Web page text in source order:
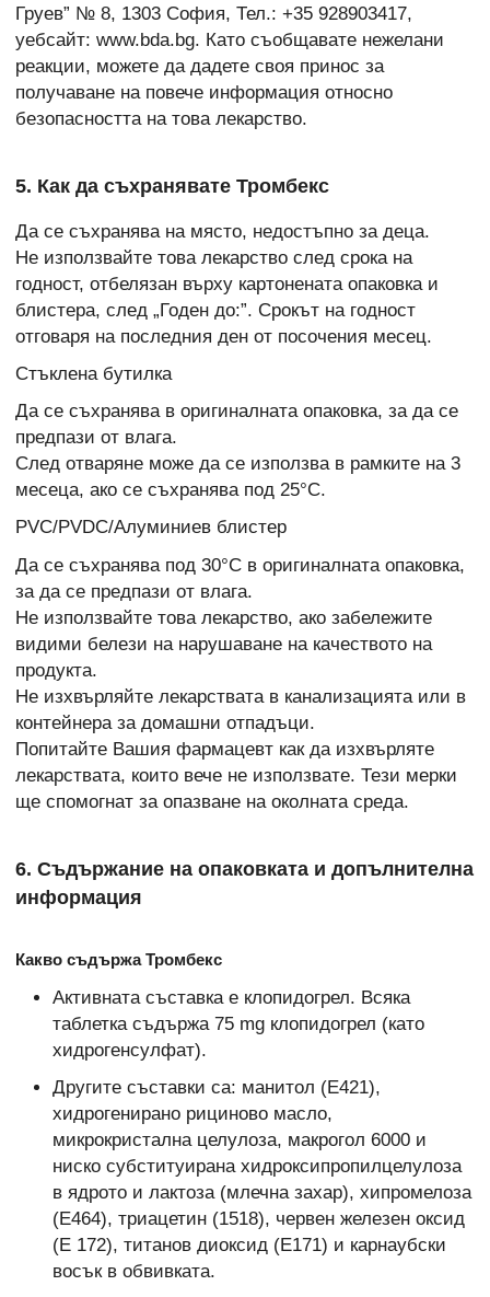
Груев” № 8, 1303 София, Тел.: +35 928903417,
уебсайт: www.bda.bg. Като съобщавате нежелани
реакции, можете да дадете своя принос за
получаване на повече информация относно
безопасността на това лекарство.
5. Как да съхранявате Тромбекс
Да се съхранява на място, недостъпно за деца.
Не използвайте това лекарство след срока на
годност, отбелязан върху картонената опаковка и
блистера, след „Годен до:”. Срокът на годност
отговаря на последния ден от посочения месец.
Стъклена бутилка
Да се съхранява в оригиналната опаковка, за да се
предпази от влага.
След отваряне може да се използва в рамките на 3
месеца, ако се съхранява под 25°С.
PVC/PVDC/Алуминиев блистер
Да се съхранява под 30°С в оригиналната опаковка,
за да се предпази от влага.
Не използвайте това лекарство, ако забележите
видими белези на нарушаване на качеството на
продукта.
Не изхвърляйте лекарствата в канализацията или в
контейнера за домашни отпадъци.
Попитайте Вашия фармацевт как да изхвърляте
лекарствата, които вече не използвате. Тези мерки
ще спомогнат за опазване на околната среда.
6. Съдържание на опаковката и допълнителна
информация
Какво съдържа Тромбекс
Активната съставка е клопидогрел. Всяка
таблетка съдържа 75 mg клопидогрел (като
хидрогенсулфат).
Другите съставки са: манитол (Е421),
хидрогенирано рициново масло,
микрокристална целулоза, макрогол 6000 и
ниско субституирана хидроксипропилцелулоза
в ядрото и лактоза (млечна захар), хипромелоза
(Е464), триацетин (1518), червен железен оксид
(Е 172), титанов диоксид (Е171) и карнаубски
восък в обвивката.